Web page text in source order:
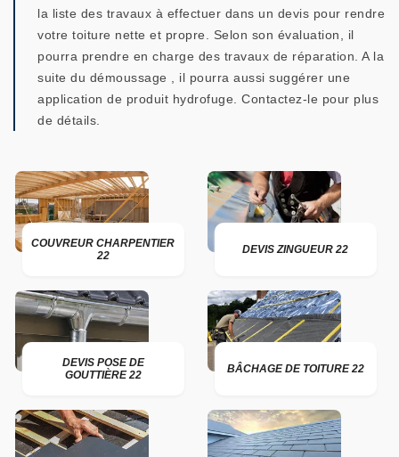
la liste des travaux à effectuer dans un devis pour rendre
votre toiture nette et propre. Selon son évaluation, il
pourra prendre en charge des travaux de réparation. A la
suite du démoussage , il pourra aussi suggérer une
application de produit hydrofuge. Contactez-le pour plus
de détails.
COUVREUR CHARPENTIER
22
DEVIS ZINGUEUR 22
DEVIS POSE DE
GOUTTIÈRE 22
BÂCHAGE DE TOITURE 22